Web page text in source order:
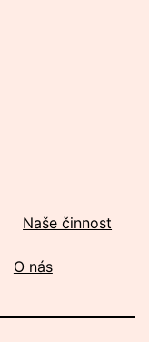
Naše činnost
O nás